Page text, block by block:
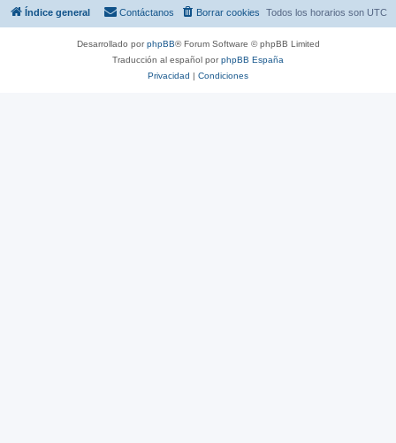
Índice general Todos los horarios son UTC
Borrar cookies
Contáctanos
Desarrollado porphpBB® Forum Software © phpBB Limited
Traducción al español porphpBB España
Privacidad | Condiciones